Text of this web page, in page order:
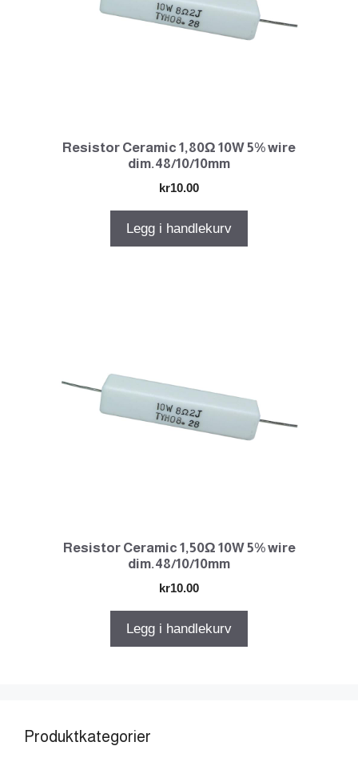
Resistor Ceramic 1,80Ω 10W 5% wire
dim.48/10/10mm
kr10.00
Legg i handlekurv
Resistor Ceramic 1,50Ω 10W 5% wire
dim.48/10/10mm
kr10.00
Legg i handlekurv
Produktkategorier